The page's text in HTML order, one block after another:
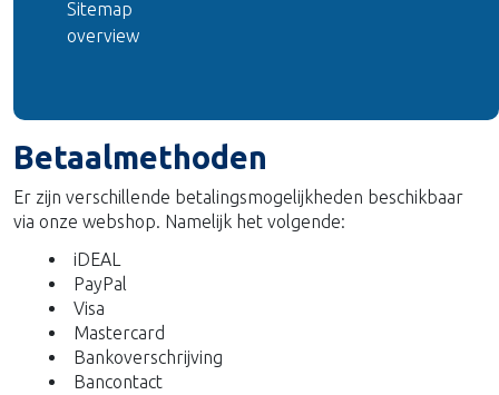
Sitemap
overview
Betaalmethoden
Er zijn verschillende betalingsmogelijkheden beschikbaar
via onze webshop. Namelijk het volgende:
iDEAL
PayPal
Visa
Mastercard
Bankoverschrijving
Bancontact